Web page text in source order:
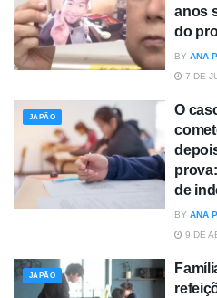
anos
do
BY ANA
7 DE
JAPÃO
O
de
BY ANA
9 DE
JAPÃO